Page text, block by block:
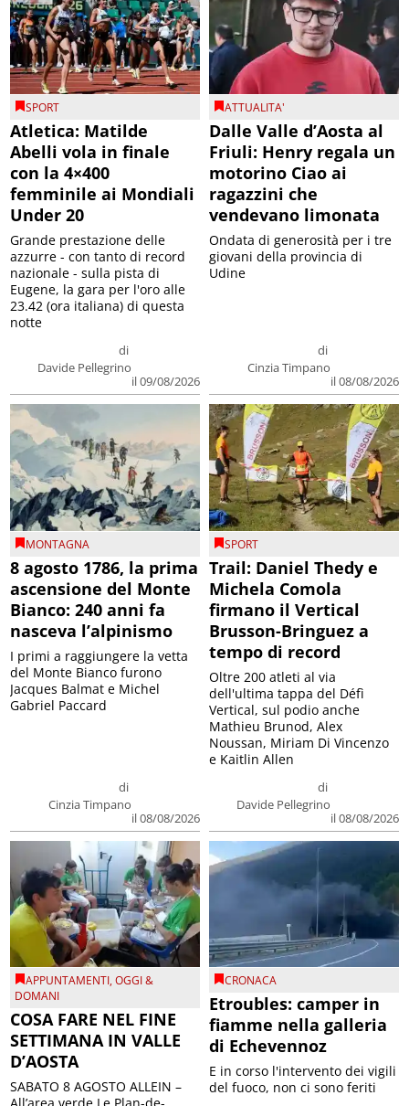
SPORT
Atletica: Matilde
Abelli vola in finale
con la 4×400
femminile ai Mondiali
Under 20
di
Davide Pellegrino
il 09/08/2026
Grande prestazione delle
azzurre - con tanto di record
nazionale - sulla pista di
Eugene, la gara per l'oro alle
23.42 (ora italiana) di questa
notte
ATTUALITA'
Dalle Valle d’Aosta al
Friuli: Henry regala un
motorino Ciao ai
ragazzini che
vendevano limonata
di
Cinzia Timpano
il 08/08/2026
Ondata di generosità per i tre
giovani della provincia di
Udine
MONTAGNA
8 agosto 1786, la prima
ascensione del Monte
Bianco: 240 anni fa
nasceva l’alpinismo
di
Cinzia Timpano
il 08/08/2026
I primi a raggiungere la vetta
del Monte Bianco furono
Jacques Balmat e Michel
Gabriel Paccard
SPORT
Trail: Daniel Thedy e
Michela Comola
firmano il Vertical
Brusson-Bringuez a
tempo di record
di
Davide Pellegrino
il 08/08/2026
Oltre 200 atleti al via
dell'ultima tappa del Défì
Vertical, sul podio anche
Mathieu Brunod, Alex
Noussan, Miriam Di Vincenzo
e Kaitlin Allen
APPUNTAMENTI,OGGI &
DOMANI
COSA FARE NEL FINE
SETTIMANA IN VALLE
D’AOSTA
SABATO 8 AGOSTO ALLEIN –
CRONACA
Etroubles: camper in
fiamme nella galleria
di Echevennoz
E in corso l'intervento dei vigili
del fuoco, non ci sono feriti